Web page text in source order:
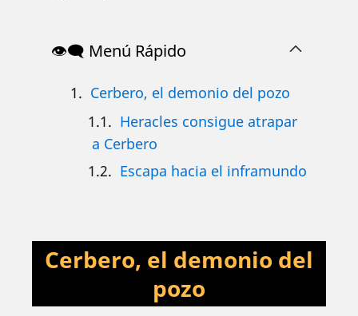
👁️‍🗨️ Menú Rápido
Cerbero, el demonio del pozo
Heracles consigue atrapar
a Cerbero
Escapa hacia el inframundo
Cerbero, el demonio del
pozo